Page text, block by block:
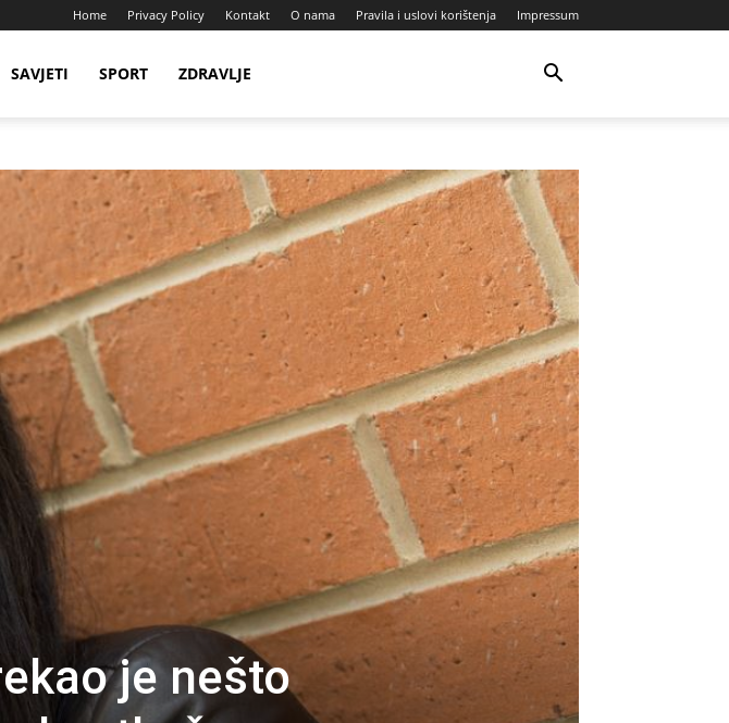
Home Privacy Policy Kontakt O nama Pravila i uslovi korištenja Impressum
SAVJETI SPORT ZDRAVLJE
je nešto